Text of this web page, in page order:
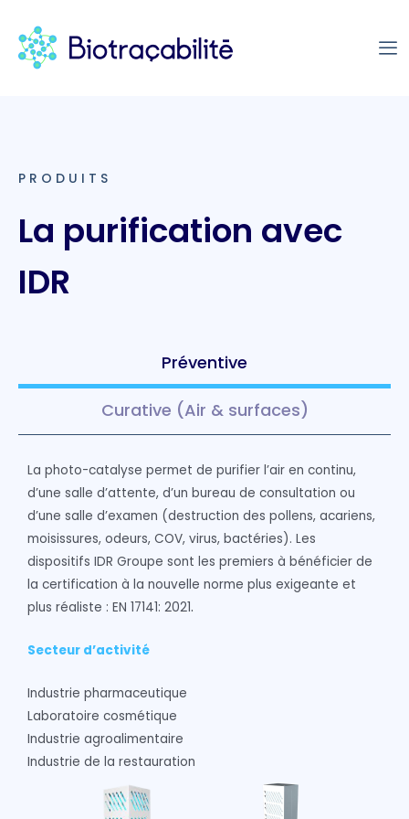
PRODUITS
La purification avec
IDR
Préventive
Curative (Air & surfaces)
La photo-catalyse permet de purifier l’air en continu,
d’une salle d’attente, d’un bureau de consultation ou
d’une salle d’examen (destruction des pollens, acariens,
moisissures, odeurs, COV, virus, bactéries). Les
dispositifs IDR Groupe sont les premiers à bénéficier de
la certification à la nouvelle norme plus exigeante et
plus réaliste : EN 17141: 2021.
Secteur d’activité
Industrie pharmaceutique
Laboratoire cosmétique
Industrie agroalimentaire
Industrie de la restauration